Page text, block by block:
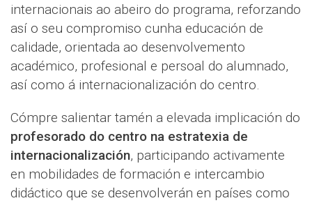
internacionais ao abeiro do programa, reforzando
así o seu compromiso cunha educación de
calidade, orientada ao desenvolvemento
académico, profesional e persoal do alumnado,
así como á internacionalización do centro.
Cómpre salientar tamén a elevada implicación do
profesorado do centro na estratexia de
internacionalización, participando activamente
en mobilidades de formación e intercambio
didáctico que se desenvolverán en países como